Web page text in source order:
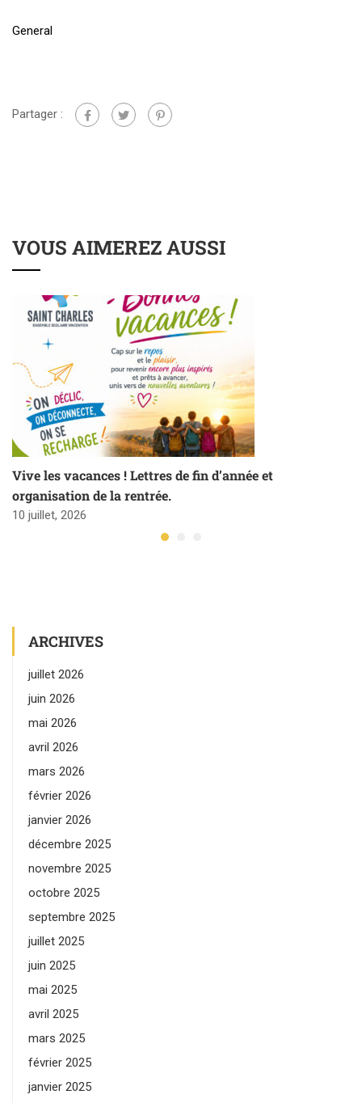
General
Partager :
VOUS AIMEREZ AUSSI
Vive les vacances ! Lettres de fin d’année et
organisation de la rentrée.
10 juillet, 2026
ARCHIVES
juillet 2026
juin 2026
mai 2026
avril 2026
mars 2026
février 2026
janvier 2026
décembre 2025
novembre 2025
octobre 2025
septembre 2025
juillet 2025
juin 2025
mai 2025
avril 2025
mars 2025
février 2025
janvier 2025